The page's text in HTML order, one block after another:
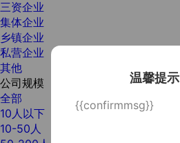
温馨提示
{{confirmmsg}}
三资企业
集体企业
乡镇企业
私营企业
其他
公司规模
全部
10人以下
10-50人